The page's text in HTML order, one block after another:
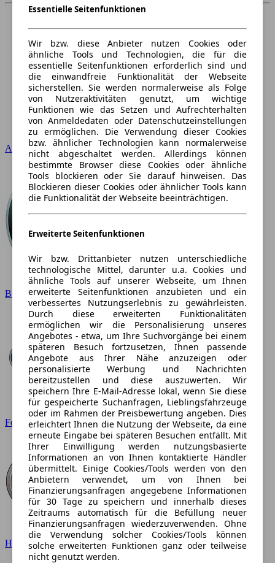
Audi
BMW
Ford
Hyundai
Essentielle Seitenfunktionen
Wir bzw. diese Anbieter nutzen Cookies oder
ähnliche Tools und Technologien, die für die
essentielle Seitenfunktionen erforderlich sind und
die einwandfreie Funktionalität der Webseite
sicherstellen. Sie werden normalerweise als Folge
von Nutzeraktivitäten genutzt, um wichtige
Funktionen wie das Setzen und Aufrechterhalten
von Anmeldedaten oder Datenschutzeinstellungen
zu ermöglichen. Die Verwendung dieser Cookies
bzw. ähnlicher Technologien kann normalerweise
nicht abgeschaltet werden. Allerdings können
bestimmte Browser diese Cookies oder ähnliche
Tools blockieren oder Sie darauf hinweisen. Das
Blockieren dieser Cookies oder ähnlicher Tools kann
die Funktionalität der Webseite beeinträchtigen.
Erweiterte Seitenfunktionen
Wir bzw. Drittanbieter nutzen unterschiedliche
technologische Mittel, darunter u.a. Cookies und
ähnliche Tools auf unserer Webseite, um Ihnen
erweiterte Seitenfunktionen anzubieten und ein
verbessertes Nutzungserlebnis zu gewährleisten.
Durch diese erweiterten Funktionalitäten
ermöglichen wir die Personalisierung unseres
Angebotes - etwa, um Ihre Suchvorgänge bei einem
späteren Besuch fortzusetzen, Ihnen passende
Angebote aus Ihrer Nähe anzuzeigen oder
personalisierte Werbung und Nachrichten
bereitzustellen und diese auszuwerten. Wir
speichern Ihre E-Mail-Adresse lokal, wenn Sie diese
für gespeicherte Suchanfragen, Lieblingsfahrzeuge
oder im Rahmen der Preisbewertung angeben. Dies
erleichtert Ihnen die Nutzung der Webseite, da eine
erneute Eingabe bei späteren Besuchen entfällt. Mit
Ihrer Einwilligung werden nutzungsbasierte
Informationen an von Ihnen kontaktierte Händler
übermittelt. Einige Cookies/Tools werden von den
Anbietern verwendet, um von Ihnen bei
Finanzierungsanfragen angegebene Informationen
für 30 Tage zu speichern und innerhalb dieses
Zeitraums automatisch für die Befüllung neuer
Finanzierungsanfragen wiederzuverwenden. Ohne
die Verwendung solcher Cookies/Tools können
solche erweiterten Funktionen ganz oder teilweise
nicht genutzt werden.